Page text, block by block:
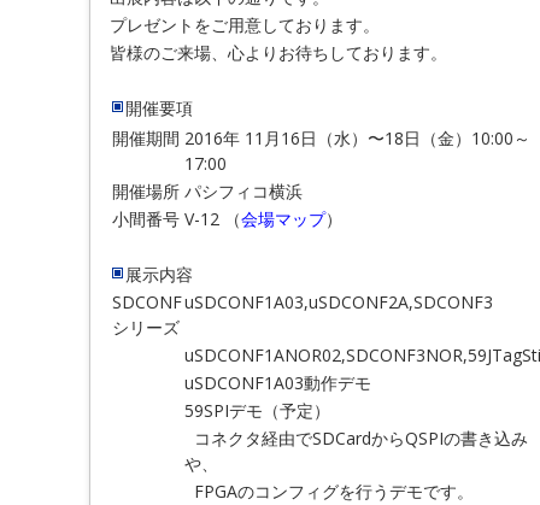
プレゼントをご用意しております。
皆様のご来場、心よりお待ちしております。
開催要項
開催期間 2016年 11月16日（水）〜18日（金）10:00～
17:00
開催場所 パシフィコ横浜
小間番号 V-12 （会場マップ）
展示内容
SDCONF
シリーズ
uSDCONF1A03,uSDCONF2A,SDCONF3
uSDCONF1A03動作デモ
59SPIデモ（予定）
コネクタ経由でSDCardからQSPIの書き込み
や、
FPGAのコンフィグを行うデモです。